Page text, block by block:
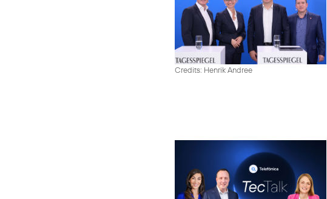
Credits: Henrik Andree